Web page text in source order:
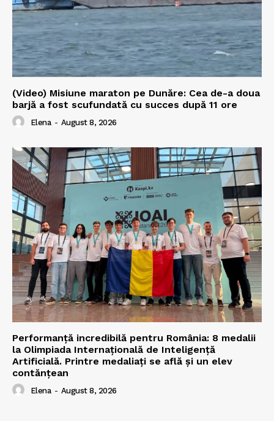
(Video) Misiune maraton pe Dunăre: Cea de-a doua
barjă a fost scufundată cu succes după 11 ore
Elena - August 8, 2026
Performanță incredibilă pentru România: 8 medalii
la Olimpiada Internațională de Inteligență
Artificială. Printre medaliați se află și un elev
contănțean
Elena - August 8, 2026